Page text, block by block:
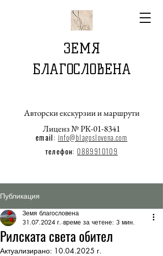
ЗЕМЯ
БЛАГОСЛОВЕНА
Авторски екскурзии и маршрути
Лиценз № РК-01-8341
email: info@blagoslovena.com
телефон: 0889910109
Публикация
Рилската света обител
Земя благословена
31.07.2024 г. време за четене: 3 мин.
Актуализирано: 10.04.2025 г.